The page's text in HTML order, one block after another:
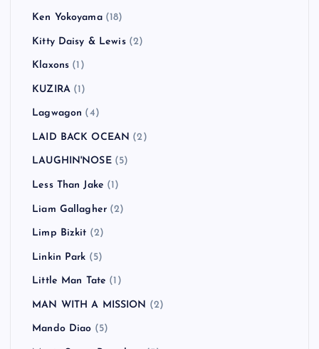
Ken Yokoyama(18)
Kitty Daisy & Lewis(2)
Klaxons (1)
KUZIRA(1)
Lagwagon (4)
LAID BACK OCEAN (2)
LAUGHIN'NOSE(5)
Less Than Jake (1)
Liam Gallagher (2)
Limp Bizkit (2)
Linkin Park (5)
Little Man Tate (1)
MAN WITH A MISSION (2)
Mando Diao (5)